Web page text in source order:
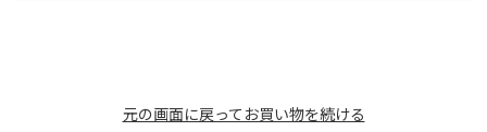
元の画面に戻ってお買い物を続ける